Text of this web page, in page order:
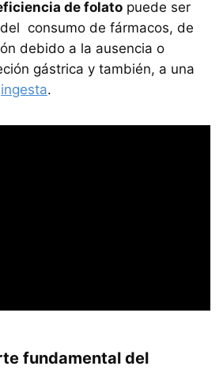
de folato puede ser
consumo de fármacos, de
debido a la ausencia o
gástrica y también, a una
ingesta.
fundamental del